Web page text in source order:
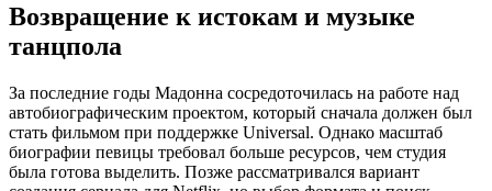
Возвращение к истокам и музыке
танцпола
За последние годы Мадонна сосредоточилась на работе над
автобиографическим проектом, который сначала должен был
стать фильмом при поддержке Universal. Однако масштаб
биографии певицы требовал больше ресурсов, чем студия
была готова выделить. Позже рассматривался вариант